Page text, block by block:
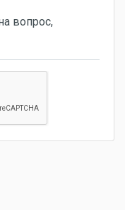
вопрос,